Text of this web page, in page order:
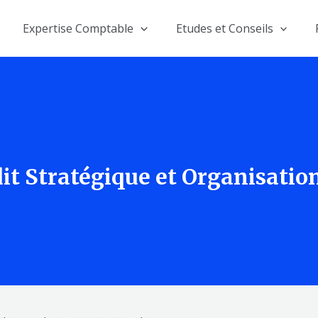
Expertise Comptable Etudes et Conseils
Stratégique et